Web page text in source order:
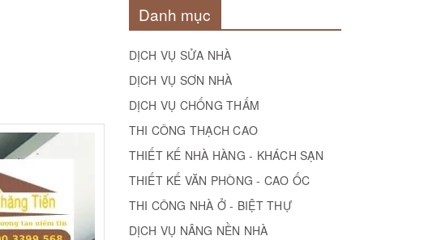
Danh mục
DỊCH VỤ SỬA NHÀ
DỊCH VỤ SƠN NHÀ
DỊCH VỤ CHỐNG THẤM
THI CÔNG THẠCH CAO
THIẾT KẾ NHÀ HÀNG - KHÁCH SẠN
THIẾT KẾ VĂN PHÒNG - CAO ỐC
THI CÔNG NHÀ Ở - BIỆT THỰ
DỊCH VỤ NÂNG NỀN NHÀ